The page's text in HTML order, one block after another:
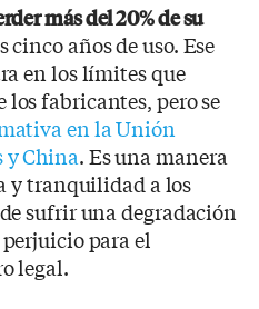
más del 20% de su
años de uso. Ese
en los límites que
fabricantes, pero se
en la Unión
y China. Es una manera
y tranquilidad a los
sufrir una degradación
para el
legal.